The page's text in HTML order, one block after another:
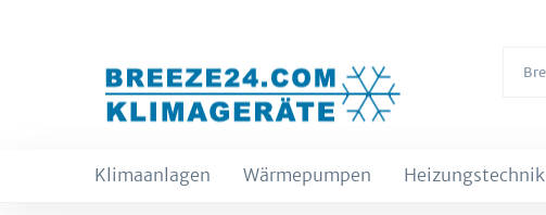
Klimaanlagen Wärmepumpen Heizungstechnik